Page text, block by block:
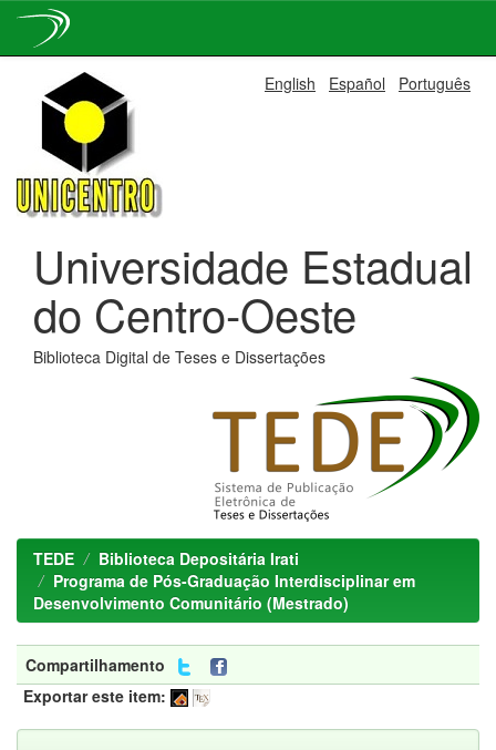
navigation
English Español Português
Universidade Estadual
do Centro-Oeste
Biblioteca Digital de Teses e Dissertações
TEDE
Biblioteca Depositária Irati
Programa de Pós-Graduação Interdisciplinar em
Desenvolvimento Comunitário (Mestrado)
Compartilhamento
Exportar este item: